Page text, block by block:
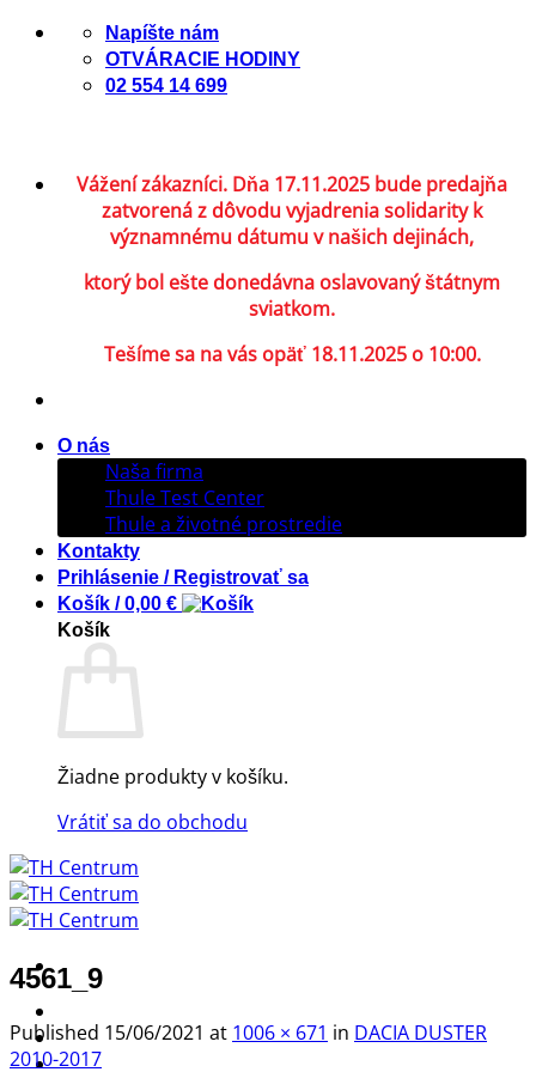
Skip
Napíšte nám
OTVÁRACIE HODINY
02 554 14 699
Vážení zákazníci. Dňa 17.11.2025 bude predajňa
zatvorená z dôvodu vyjadrenia solidarity k
významnému dátumu v našich dejinách,
ktorý bol ešte donedávna oslavovaný štátnym
sviatkom.
Tešíme sa na vás opäť 18.11.2025 o 10:00.
O nás
Naša firma
Thule Test Center
Thule a životné prostredie
Kontakty
Prihlásenie / Registrovať sa
Košík /0,00 €
Košík
Žiadne produkty v košíku.
Vrátiť sa do obchodu
Výpredaj -%
Produkty
4561_9
Published 15/06/2021 at 1006 × 671 in DACIA DUSTER
2010-2017